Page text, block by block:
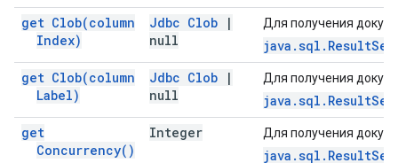
get Clob(column
Index)
Jdbc Clob
|
null
Для получения
get Clob(column
Label)
Jdbc Clob
|
null
Для получения
get
Concurrency( )
Integer Для получения